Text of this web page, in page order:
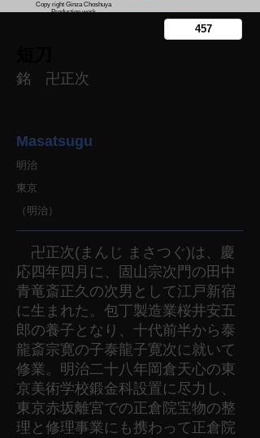
Copy right Ginza Choshuya
Production work
銘 卍正次
Masatsugu
明治
東京
（明治）
卍正次(まんじ まさつぐ)は、慶
応四年四月に、固山宗次門の田中
青竜斎正久の次男として江戸新宿
に生まれた。包丁製造業桜井安五
郎の養子となり、十代前半から泰
龍斎宗寛の子泰龍子寛次に就いて
修業。明治二十八年岡倉天心の東
京美術学校鍛金科設置に尽力し、
東京赤坂離宮での正倉院宝物の整
理と修理事業にも携わって正倉院